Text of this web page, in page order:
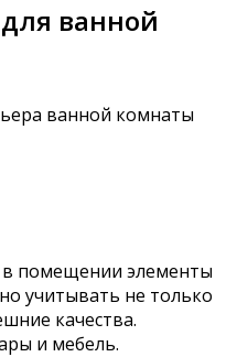
ванной
ванной комнаты
в помещении элементы
учитывать не только
качества.
и мебель.